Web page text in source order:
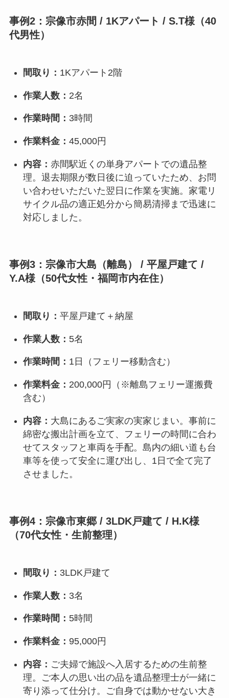
事例2：宗像市赤間 / 1Kアパート / S.T様（40
代男性）
間取り： 1Kアパート2階
作業人数： 2名
作業時間： 3時間
作業料金： 45,000円
内容： 赤間駅近くの単身アパートでの遺品整
理。退去期限が数日後に迫っていたため、お問
い合わせいただいた翌日に作業を実施。家電リ
サイクル品の適正処分から簡易清掃まで迅速に
対応しました。
事例3：宗像市大島（離島） / 平屋戸建て /
Y.A様（50代女性・福岡市内在住）
間取り： 平屋戸建て＋納屋
作業人数： 5名
作業時間： 1日（フェリー移動含む）
作業料金： 200,000円（※離島フェリー運搬費
含む）
内容： 大島にあるご実家の実家じまい。事前に
綿密な搬出計画を立て、フェリーの時間に合わ
せてスタッフと車両を手配。島内の細い道も台
車等を使って安全に運び出し、1日で全て完了
させました。
事例4：宗像市東郷 / 3LDK戸建て / H.K様
（70代女性・生前整理）
間取り： 3LDK戸建て
作業人数： 3名
作業時間： 5時間
作業料金： 95,000円
内容： ご夫婦で施設へ入居するための生前整
理。ご本人の思い出の品を遺品整理士が一緒に
寄り添って仕分け。ご自身では動かせない大き